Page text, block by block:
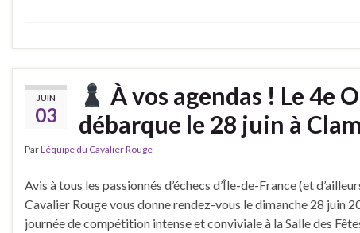
JUIN
03
À vos agendas ! Le 4e
débarque le 28 juin à
ParL'équipe du Cavalier Rouge
Avis à tous les passionnés d’échecs d’Île-de-France (et
Cavalier Rouge vous donne rendez-vous le dimanche 28 juin
journée de compétition intense et conviviale à la Salle des